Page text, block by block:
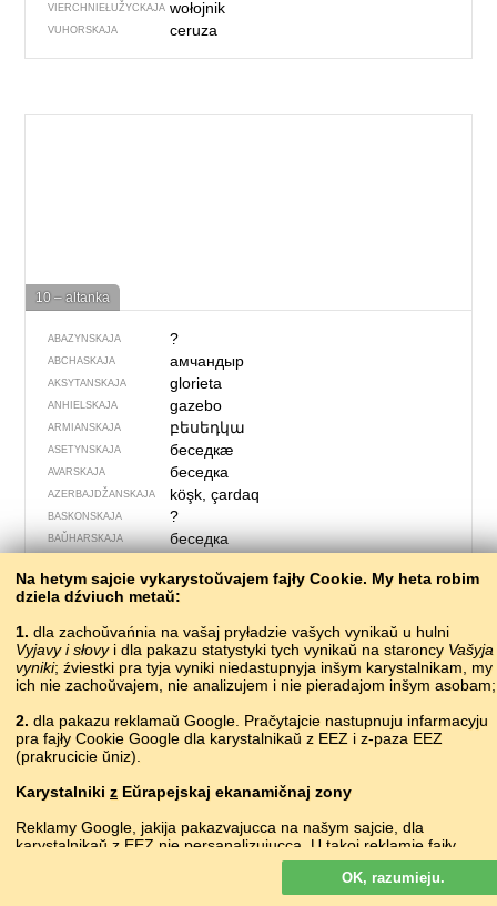
VIERCHNIE­ŁUŽYCKAJA wołojnik
VUHORSKAJA ceruza
10 – altanka
ABAZYNSKAJA ?
ABCHASKAJA амчандыр
AKSYTANSKAJA glorieta
ANHIELSKAJA gazebo
ARMIANSKAJA բեսեդկա
ASETYNSKAJA беседкӕ
AVARSKAJA беседка
AZERBAJDŽAN­SKAJA köşk, çardaq
BASKONSKAJA ?
BAŬHARSKAJA беседка
ČESKAJA altán
CHARVACKAJA ?
DACKAJA lysthus
ERZIANSKAJA беседка
ESPERANTA laŭbo
ESTONSKAJA lehtla
FARERSKAJA lysthús
FINSKAJA huvimaja
FRANCUSKAJA
padilion
?
HRECKAJA κιόσκι
HRUZINSKAJA ბელვედერიbɛlvɛdɛri
Na hetym sajcie vykarystoŭvajem fajły Cookie. My heta robim
dziela dźviuch metaŭ:
1. dla zachoŭvańnia na vašaj pryładzie vašych vynikaŭ u hulni
Vyjavy i słovyi dla pakazu statystyki tych vynikaŭ na staroncy Vašyja
vyniki; źviestki pra tyja vyniki niedastupnyja inšym karystalnikam, my
ich nie zachoŭvajem, nie analizujem i nie pieradajom inšym asobam;
2. dla pakazu reklamaŭ Google. Pračytajcie nastupnuju infarmacyju
pra fajły Cookie Google dla karystalnikaŭ z EEZ i z-paza EEZ
(prakrucicie ŭniz).
Karystalniki z Eŭrapejskaj ekanamičnaj zony
Reklamy Google, jakija pakazvajucca na našym sajcie, dla
karystalnikaŭ z EEZ nie persanalizujucca. U takoj reklamie fajły
cookie nie vykarystoŭvajucca dla persanalizacyi abjavaŭ, ale słužać
dla abmiežavańnia častaty pakazaŭ, padrych­toŭki zvodnych
spravazdač, a taksama dla abarony ad machlarstva i złoŭžyvańnia.
OK, razumieju.